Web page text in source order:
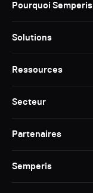
Pourquoi Semperis
Solutions
Ressources
Secteur
Partenaires
Semperis